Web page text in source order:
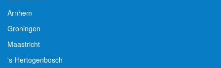
Arnhem
Groningen
Maastricht
's-Hertogenbosch